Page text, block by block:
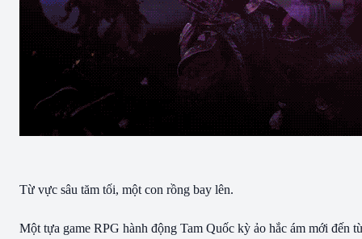
Từ vực sâu tăm tối, một con rồng bay lên.
Một tựa game RPG hành động Tam Quốc kỳ ảo hắc ám mới đến